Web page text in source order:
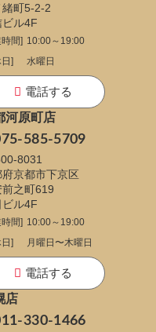
緒町5-2-2
ビル4F
間] 10:00～19:00
]
水曜日
電話する
河原町店
585-5709
8031
京都市下京区
前之町619
ル4F
間] 10:00～19:00
]
月曜日〜木曜日
電話する
店
330-1466